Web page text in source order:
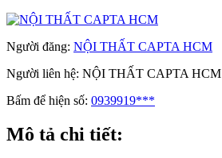
Người đăng: NỘI THẤT CAPTA HCM
Người liên hệ: NỘI THẤT CAPTA HCM
Bấm để hiện số: 0939919***
Mô tả chi tiết: